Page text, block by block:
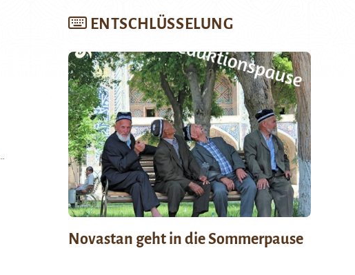
ENTSCHLÜSSELUNG
Novastan geht in die Sommerpause